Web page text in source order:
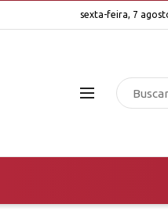
sexta-feira, 7